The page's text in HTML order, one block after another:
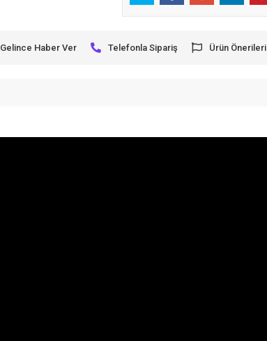
Gelince Haber Ver Telefonla Sipariş Ürün Önerileri